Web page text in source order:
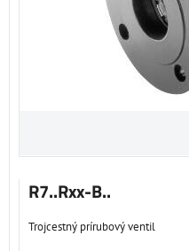
R7..Rxx-B..
Trojcestný prírubový ventil